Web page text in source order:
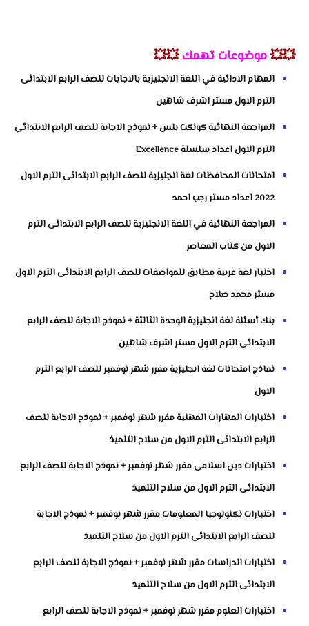
💥💥موضوعات تهمك 💥💥
المهام الادائية في اللغة الانجليزية بالاجابات للصف الرابع الابتدائى
الترم الاول مستر اشرف شاهين
المراجعة النهائية كونكت بلس + نموذج الاجابة للصف الرابع الابتدائي
الترم الاول اعداد سلسلة Excellence
امتحانات المحافظات لغة انجليزية للصف الرابع الابتدائى الترم الاول
2022 اعداد مستر رجب احمد
المراجعة النهائية في اللغة الانجليزية للصف الرابع الابتدائى الترم
الاول من كتاب المعاصر
اختبار لغة عربية مطابق للمواصفات للصف الرابع الابتدائى الترم الاول
مستر محمد صلاح
بنك أسئلة لغة انجليزية الوحدة الثالثة + نموذج الاجابة للصف الرابع
الابتدائى الترم الاول مستر اشرف شاهين
نماذج امتحانات لغة انجليزية مقرر شهر نوفمبر للصف الرابع الترم
الاول
اختبارات المهارات المهنية مقرر شهر نوفمبر + نموذج الاجابة للصف
الرابع الابتدائى الترم الاول من سلاح التلميذ
اختبارات دين اسلامى مقرر شهر نوفمبر + نموذج الاجابة للصف الرابع
الابتدائى الترم الاول من سلاح التلميذ
اختبارات تكنولوجيا المعلومات مقرر شهر نوفمبر + نموذج الاجابة
للصف الرابع الابتدائى الترم الاول من سلاح التلميذ
اختبارات الدراسات مقرر شهر نوفمبر + نموذج الاجابة للصف الرابع
الابتدائى الترم الاول من سلاح التلميذ
اختبارات العلوم مقرر شهر نوفمبر + نموذج الاجابة للصف الرابع